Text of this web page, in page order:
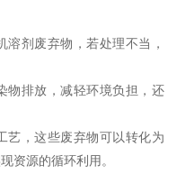
剂废弃物，若处理不当，
物排放，减轻环境负担，还
艺，这些废弃物可以转化为
资源的循环利用。